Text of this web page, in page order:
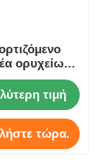
ορυχείων,
υπόγειο
ορυχείων
τιμή
τώρα.